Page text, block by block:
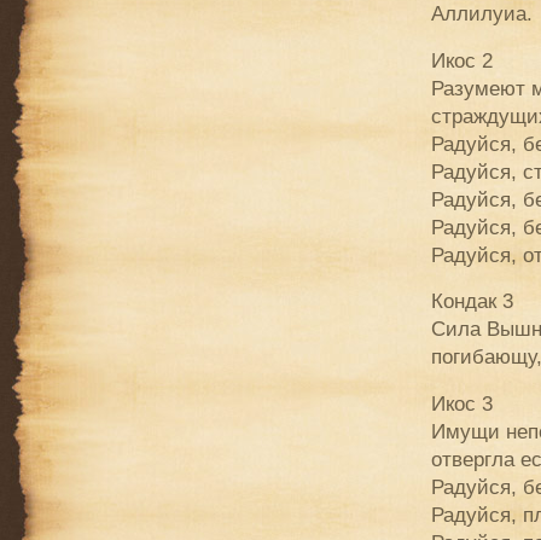
Аллилуиа.
Икос 2
Разумеют
Радуйся,
Радуйся,
Радуйся,
Радуйся,
Радуйся,
Кондак 3
Сила
Икос 3
Имущи
отвергла
Радуйся,
Радуйся,